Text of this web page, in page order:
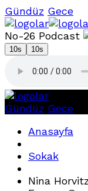
Gündüz Gece
No-26 Podcast
10s 10s
Gündüz Gece
Anasayfa
Sokak
Nina